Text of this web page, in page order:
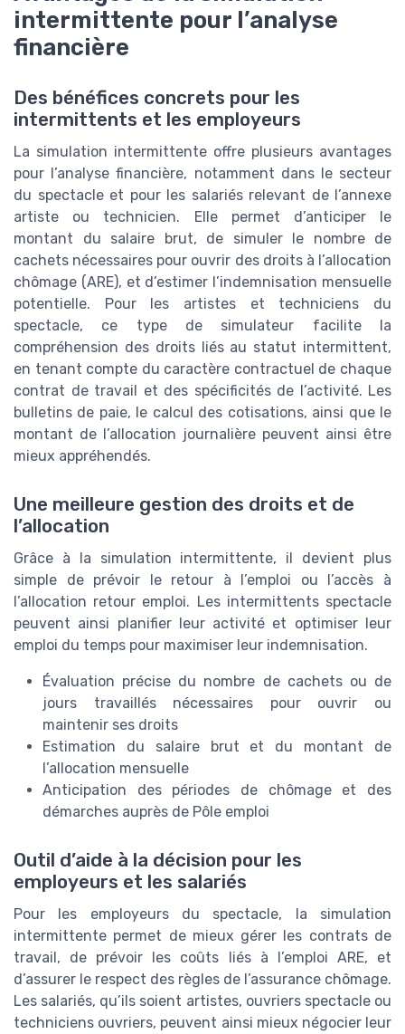
intermittente pour l’analyse
financière
Des bénéfices concrets pour les
intermittents et les employeurs
La simulation intermittente offre plusieurs avantages
pour l’analyse financière, notamment dans le secteur
du spectacle et pour les salariés relevant de l’annexe
artiste ou technicien. Elle permet d’anticiper le
montant du salaire brut, de simuler le nombre de
cachets nécessaires pour ouvrir des droits à l’allocation
chômage (ARE), et d’estimer l’indemnisation mensuelle
potentielle. Pour les artistes et techniciens du
spectacle, ce type de simulateur facilite la
compréhension des droits liés au statut intermittent,
en tenant compte du caractère contractuel de chaque
contrat de travail et des spécificités de l’activité. Les
bulletins de paie, le calcul des cotisations, ainsi que le
montant de l’allocation journalière peuvent ainsi être
mieux appréhendés.
Une meilleure gestion des droits et de
l’allocation
Grâce à la simulation intermittente, il devient plus
simple de prévoir le retour à l’emploi ou l’accès à
l’allocation retour emploi. Les intermittents spectacle
peuvent ainsi planifier leur activité et optimiser leur
emploi du temps pour maximiser leur indemnisation.
Évaluation précise du nombre de cachets ou de
jours travaillés nécessaires pour ouvrir ou
maintenir ses droits
Estimation du salaire brut et du montant de
l’allocation mensuelle
Anticipation des périodes de chômage et des
démarches auprès de Pôle emploi
Outil d’aide à la décision pour les
employeurs et les salariés
Pour les employeurs du spectacle, la simulation
intermittente permet de mieux gérer les contrats de
travail, de prévoir les coûts liés à l’emploi ARE, et
d’assurer le respect des règles de l’assurance chômage.
Les salariés, qu’ils soient artistes, ouvriers spectacle ou
techniciens ouvriers, peuvent ainsi mieux négocier leur